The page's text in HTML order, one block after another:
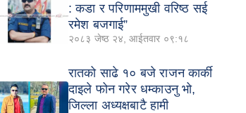
: कडा र परिणाममुखी वरिष्ठ सई
रमेश बजगाई”
२०८३ जेष्ठ २४, आईतवार ०९:१८
रातको साढे १० बजे राजन कार्की
दाइले फोन गरेर धम्काउनु भो,
जिल्ला अध्यक्षबाटै हामी